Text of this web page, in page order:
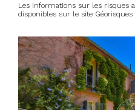
Les informations sur les risques
disponibles sur le site Géorisques